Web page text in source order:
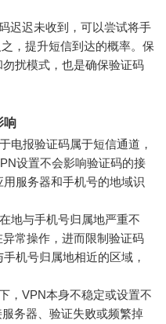
迟迟未收到，可以尝试将手
，提升短信到达的概率。保
扰模式，也是确保验证码
响
电报验证码属于短信通道，
设置不会影响验证码的接
服务器和手机号的地域识
地与手机号归属地严重不
常操作，进而限制验证码
机号归属地相近的区域，
，VPN本身不稳定或设置不
务器、验证失败或频繁掉